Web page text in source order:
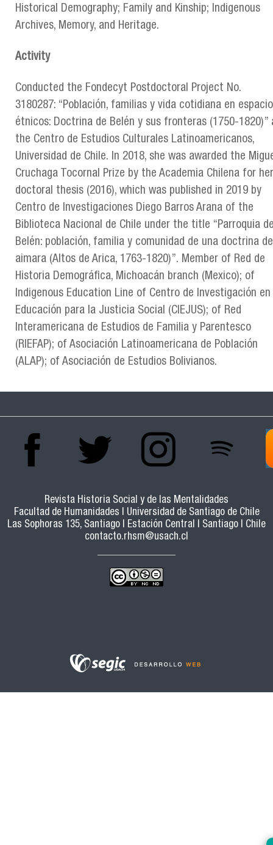
Historical Demography; Family and Kinship; Indigenous
Archives, Memory, and Heritage.
Activity
Conducted the Fondecyt Postdoctoral Project No.
3180287: “Población, familias y vida cotidiana en
étnicos: Doctrina de Belén y sus fronteras (1750-1820)”
the Centro de Estudios Culturales Latinoamericanos,
Universidad de Chile. In 2018, she was awarded the
Cruchaga Tocornal Prize by the Academia Chilena for her
doctoral thesis (2016), which was published in 2019 by
Centro de Investigaciones Diego Barros Arana of the
Biblioteca Nacional de Chile under the title “Parroquia
Belén: población, familia y comunidad de una doctrina de
aimara (Altos de Arica, 1763-1820)”. Member of Red de
Historia Demográfica, Michoacán branch (Mexico); of
Indigenous Education Line of Centro de Investigación en
Educación para la Justicia Social (CIEJUS); of Red
Interamericana de Estudios de Familia y Parentesco
(RIEFAP); of Asociación Latinoamericana de Población
(ALAP); of Asociación de Estudios Bolivianos.
Revista Historia Social y de las Mentalidades
Facultad de Humanidades | Universidad de Santiago de Chile
Las Sophoras 135, Santiago | Estación Central | Santiago | Chile
contacto.rhsm@usach.cl